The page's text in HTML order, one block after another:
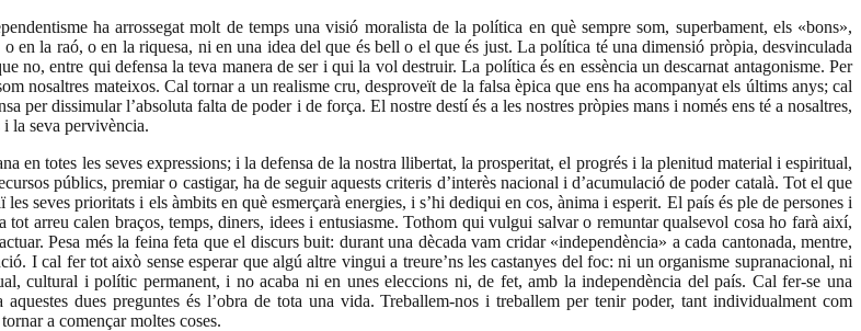
ha arrossegat molt de temps una visió moralista de la política en què sempre som, superbament, els «bons»,
en la raó, o en la riquesa, ni en una idea del que és bell o el que és just. La política té una dimensió pròpia, desvinculada
no, entre qui defensa la teva manera de ser i qui la vol destruir. La política és en essència un descarnat antagonisme. Per
nosaltres mateixos. Cal tornar a un realisme cru, desproveït de la falsa èpica que ens ha acompanyat els últims anys; cal
dissimular l’absoluta falta de poder i de força. El nostre destí és a les nostres pròpies mans i només ens té a nosaltres,
la seva pervivència.
en totes les seves expressions; i la defensa de la nostra llibertat, la prosperitat, el progrés i la plenitud material i espiritual,
públics, premiar o castigar, ha de seguir aquests criteris d’interès nacional i d’acumulació de poder català. Tot el que
seves prioritats i els àmbits en què esmerçarà energies, i s’hi dediqui en cos, ànima i esperit. El país és ple de persones i
arreu calen braços, temps, diners, idees i entusiasme. Tothom qui vulgui salvar o remuntar qualsevol cosa ho farà així,
Pesa més la feina feta que el discurs buit: durant una dècada vam cridar «independència» a cada cantonada, mentre,
I cal fer tot això sense esperar que algú altre vingui a treure’ns les castanyes del foc: ni un organisme supranacional, ni
cultural i polític permanent, i no acaba ni en unes eleccions ni, de fet, amb la independència del país. Cal fer-se una
dues preguntes és l’obra de tota una vida. Treballem-nos i treballem per tenir poder, tant individualment com
a començar moltes coses.